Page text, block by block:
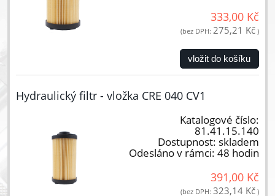
333,00 Kč
(bez DPH: 275,21 Kč )
vložit do košíku
Hydraulický filtr - vložka CRE 040 CV1
Katalogové číslo:
81.41.15.140
Dostupnost: skladem
Odesláno v rámci: 48 hodin
391,00 Kč
(bez DPH: 323,14 Kč )